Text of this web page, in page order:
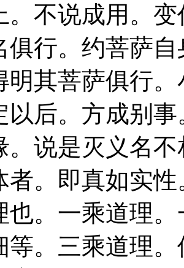
。不说成用。
俱行。约菩萨
明其菩萨俱行
以后。方成别
。说是灭义名
者。即真如实
也。一乘道理
等。三乘道理